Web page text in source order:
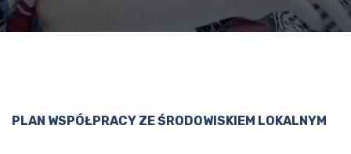
PLAN WSPÓŁPRACY ZE ŚRODOWISKIEM LOKALNYM